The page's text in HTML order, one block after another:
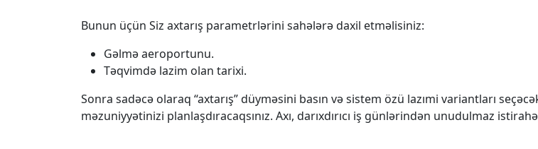
Bunun üçün Siz axtarış parametrlərini sahələrə daxil etməlisiniz:
Gəlmə aeroportunu.
Təqvimdə lazim olan tarixi.
Sonra sadəcə olaraq “axtarış” düyməsini basın və sistem özü lazımi variantları
məzuniyyətinizi planlaşdıracaqsınız. Axı, darıxdırıcı iş günlərindən unudulmaz